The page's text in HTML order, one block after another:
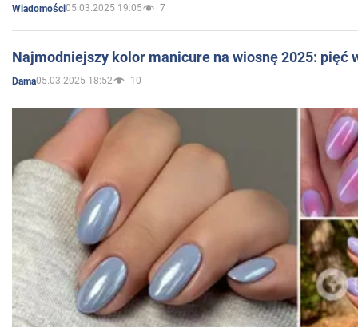
Wiadomości05.03.2025 19:05 7
Najmodniejszy kolor manicure na wiosnę 2025: pięć
Dama05.03.2025 18:52 10